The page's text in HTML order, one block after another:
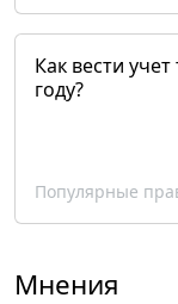
Как вести
году?
Популярные
Мнения